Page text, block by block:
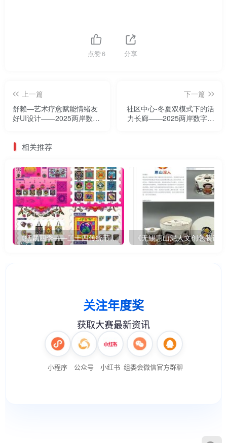
点赞6 分享
上一篇
舒赖—艺术疗愈赋能情绪友
好UI设计——2025两岸数字
下一篇
社区中心-冬夏双模式下的活
力长廊——2025两岸数字艺
相关推荐
《纸裁四季——二十四传统节气文创设计》 《无锡惠山泥人文创包装设